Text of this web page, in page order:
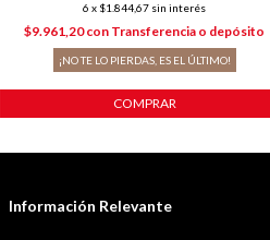
6 x $1.844,67 sin interés
$9.961,20con Transferencia o depósito
¡NO TE LO PIERDAS, ES EL ÚLTIMO!
COMPRAR
Información Relevante